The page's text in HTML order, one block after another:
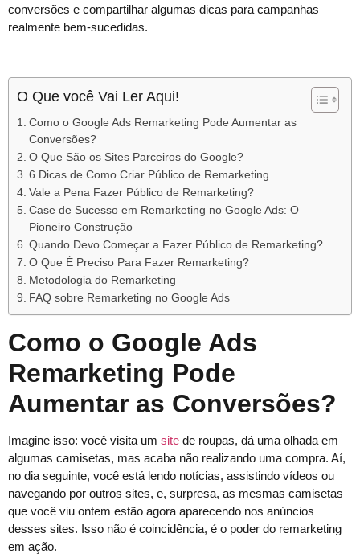
conversões e compartilhar algumas dicas para campanhas
realmente bem-sucedidas.
O Que você Vai Ler Aqui!
Como o Google Ads Remarketing Pode Aumentar as
Conversões?
O Que São os Sites Parceiros do Google?
6 Dicas de Como Criar Público de Remarketing
Vale a Pena Fazer Público de Remarketing?
Case de Sucesso em Remarketing no Google Ads: O
Pioneiro Construção
Quando Devo Começar a Fazer Público de Remarketing?
O Que É Preciso Para Fazer Remarketing?
Metodologia do Remarketing
FAQ sobre Remarketing no Google Ads
Como o Google Ads
Remarketing Pode
Aumentar as Conversões?
Imagine isso: você visita um site de roupas, dá uma olhada em
algumas camisetas, mas acaba não realizando uma compra. Aí,
no dia seguinte, você está lendo notícias, assistindo vídeos ou
navegando por outros sites, e, surpresa, as mesmas camisetas
que você viu ontem estão agora aparecendo nos anúncios
desses sites. Isso não é coincidência, é o poder do remarketing
em ação.